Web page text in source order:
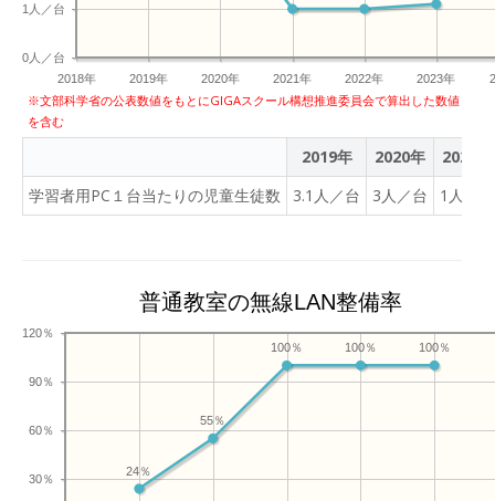
2018年 2019年 2020年 2021年 2022年 2023年
0人／台
1人／台
※文部科学省の公表数値をもとにGIGAスクール構想推進委員会で算出した数値
を含む
2019年 2020年
2021年
学習者用PC１台当たりの児童生徒数
3.1人／台 3人／台 1人／台
普通教室の無線LAN整備率
30％
60％
90％
120％
100％
100％
100％
55％
24％